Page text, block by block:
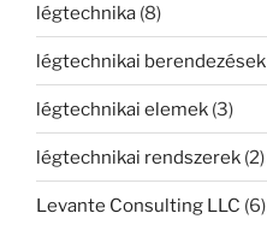
légtechnika (8)
légtechnikai berendezések
légtechnikai elemek (3)
légtechnikai rendszerek (2)
Levante Consulting LLC (6)